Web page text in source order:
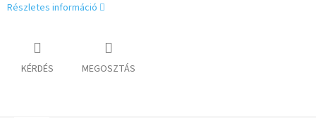
Részletes információ
KÉRDÉS MEGOSZTÁS